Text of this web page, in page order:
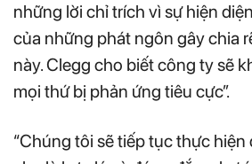
những lời chỉ trích vì sự hiện
của những phát ngôn gây chia
này. Clegg cho biết công ty sẽ
mọi thứ bị phản ứng tiêu cực”.
“Chúng tôi sẽ tiếp tục thực